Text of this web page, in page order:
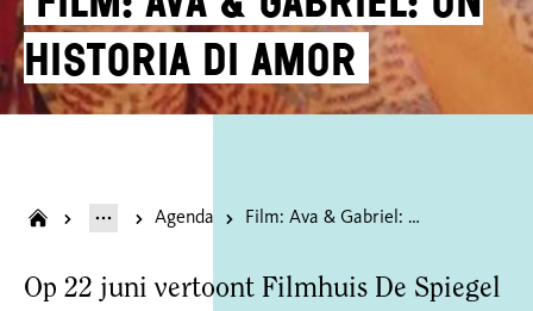
Historia di Amor
Agenda Film: Ava & Gabriel: Un Historia di Amor
Op 22 juni vertoont Filmhuis De Spiegel